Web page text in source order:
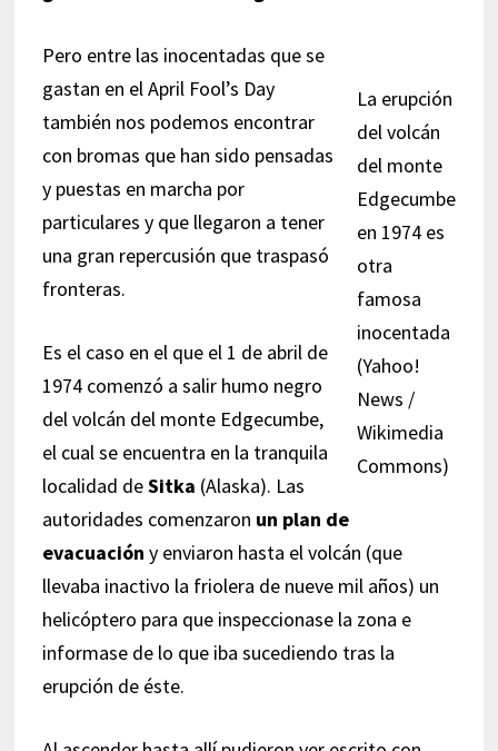
La erupción
del volcán
del monte
Edgecumbe
en 1974 es
otra
famosa
inocentada
(Yahoo!
News /
Wikimedia
Commons)
Pero entre las inocentadas que se
gastan en el April Fool’s Day
también nos podemos encontrar
con bromas que han sido pensadas
y puestas en marcha por
particulares y que llegaron a tener
una gran repercusión que traspasó
fronteras.
Es el caso en el que el 1 de abril de
1974 comenzó a salir humo negro
del volcán del monte Edgecumbe,
el cual se encuentra en la tranquila
localidad deSitka (Alaska). Las
autoridades comenzaron un plan de
evacuación y enviaron hasta el volcán (que
llevaba inactivo la friolera de nueve mil años) un
helicóptero para que inspeccionase la zona e
informase de lo que iba sucediendo tras la
erupción de éste.